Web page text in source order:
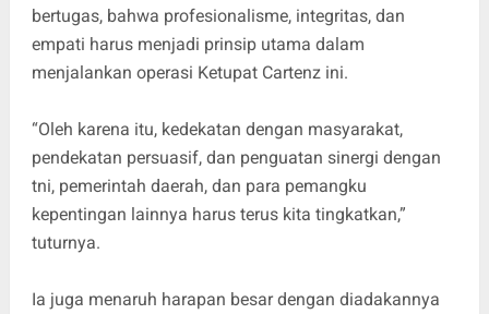
bertugas, bahwa profesionalisme, integritas, dan
empati harus menjadi prinsip utama dalam
menjalankan operasi Ketupat Cartenz ini.
“Oleh karena itu, kedekatan dengan masyarakat,
pendekatan persuasif, dan penguatan sinergi dengan
tni, pemerintah daerah, dan para pemangku
kepentingan lainnya harus terus kita tingkatkan,”
tuturnya.
Ia juga menaruh harapan besar dengan diadakannya